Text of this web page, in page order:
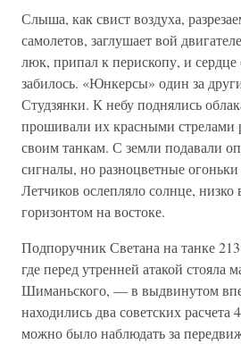
Слыша, как свист воздуха,
самолетов, заглушает вой
люк, припал к перископу, и сердце
забилось. «Юнкерсы» один за
Студзянки. К небу поднялись
прошивали их красными стрелами
своим танкам. С земли подавали
сигналы, но разноцветные
Летчиков ослепляло солнце, низко
горизонтом на востоке.
Подпоручник Светана на танке
где перед утренней атакой стояла
Шиманьского, — в выдвинутом
находились два советских
можно было наблюдать за